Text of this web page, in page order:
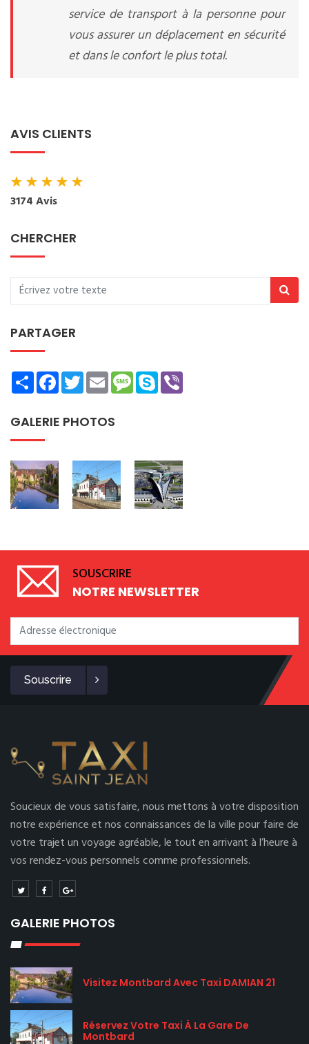
service de transport à la personne pour
vous assurer un déplacement en sécurité
et dans le confort le plus total.
AVIS CLIENTS
★★★★★
3174 Avis
CHERCHER
PARTAGER
ShareFacebookTwitterEmailMessage
Skype
GALERIE PHOTOS
SOUSCRIRE
NOTRE NEWSLETTER
Souscrire
Soucieux de vous satisfaire, nous mettons à votre disposition
notre expérience et nos connaissances de la ville pour faire de
votre trajet un voyage agréable, le tout en arrivant à l’heure à
vos rendez-vous personnels comme professionnels.
GALERIE PHOTOS
Visitez Montbard Avec Taxi DAMIAN 21
Réservez Votre Taxi À La Gare De
Montbard